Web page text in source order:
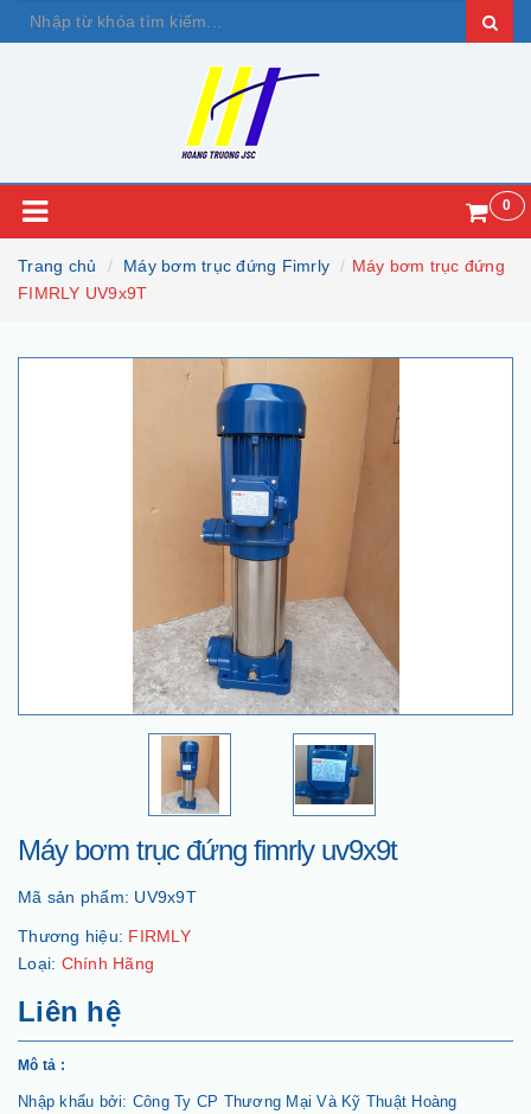
0
Trang chủ Máy bơm trục đứng Fimrly
Máy bơm trục đứng
FIMRLY UV9x9T
Máy bơm trục đứng fimrly uv9x9t
Mã sản phẩm: UV9x9T
Thương hiệu: FIRMLY
Loại: Chính Hãng
Liên hệ
Mô tả :
Nhập khẩu bởi: Công Ty CP Thương Mại Và Kỹ Thuật Hoàng